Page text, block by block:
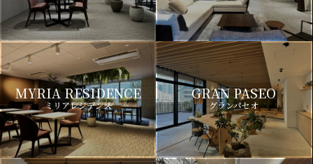
MYRIA RESIDENCE
ミリアレジデンス
GRAN PASEO
グランパセオ